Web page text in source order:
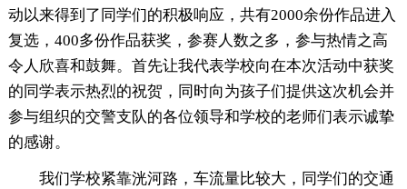
动以来得到了同学们的积极响应，共有2000余份作品进入
复选，400多份作品获奖，参赛人数之多，参与热情之高
令人欣喜和鼓舞。首先让我代表学校向在本次活动中获奖
的同学表示热烈的祝贺，同时向为孩子们提供这次机会并
参与组织的交警支队的各位领导和学校的老师们表示诚挚
的感谢。
我们学校紧靠洸河路，车流量比较大，同学们的交通